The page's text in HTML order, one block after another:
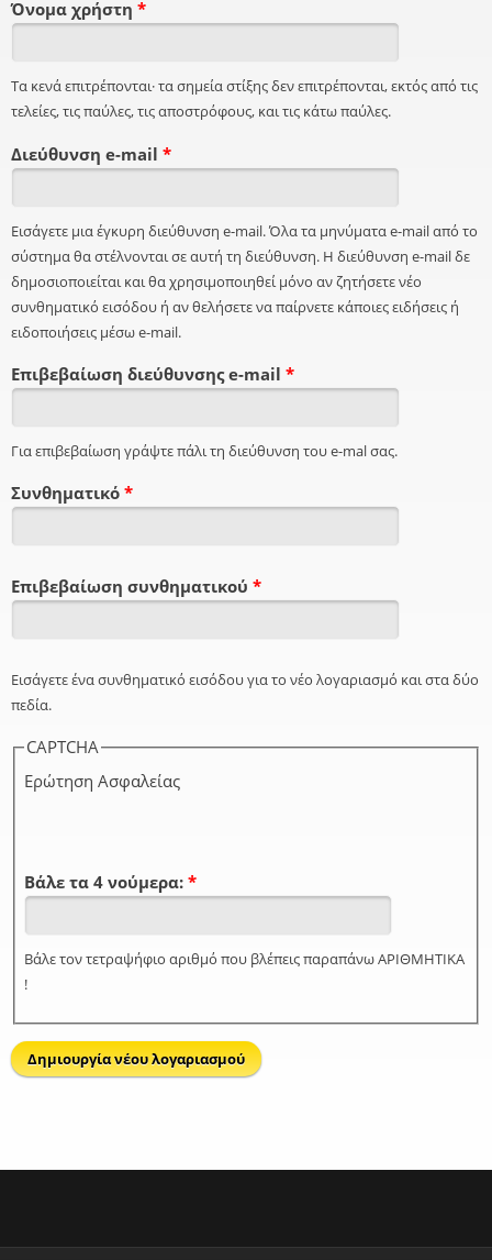
Όνομα χρήστη *
Τα κενά επιτρέπονται· τα σημεία στίξης δεν επιτρέπονται, εκτός από τις
τελείες, τις παύλες, τις αποστρόφους, και τις κάτω παύλες.
Διεύθυνση e-mail *
Εισάγετε μια έγκυρη διεύθυνση e-mail. Όλα τα μηνύματα e-mail από το
σύστημα θα στέλνονται σε αυτή τη διεύθυνση. Η διεύθυνση e-mail δε
δημοσιοποιείται και θα χρησιμοποιηθεί μόνο αν ζητήσετε νέο
συνθηματικό εισόδου ή αν θελήσετε να παίρνετε κάποιες ειδήσεις ή
ειδοποιήσεις μέσω e-mail.
Επιβεβαίωση διεύθυνσης e-mail *
Για επιβεβαίωση γράψτε πάλι τη διεύθυνση του e-mal σας.
Συνθηματικό *
Επιβεβαίωση συνθηματικού *
Εισάγετε ένα συνθηματικό εισόδου για το νέο λογαριασμό και στα δύο
πεδία.
CAPTCHA
Ερώτηση Ασφαλείας
Βάλε τα 4 νούμερα: *
Βάλε τον τετραψήφιο αριθμό που βλέπεις παραπάνω ΑΡΙΘΜΗΤΙΚΑ
!